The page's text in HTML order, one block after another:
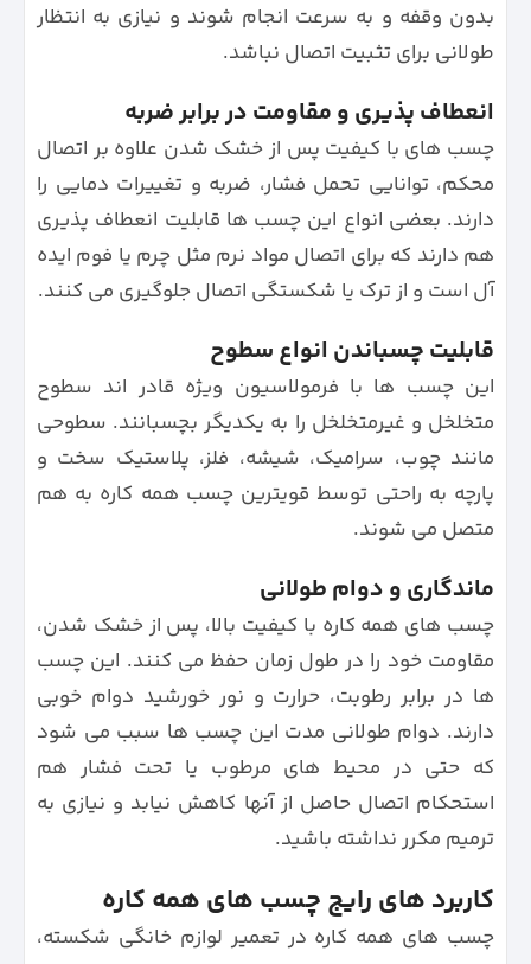
بدون وقفه و به سرعت انجام شوند و نیازی به انتظار
طولانی برای تثبیت اتصال نباشد.
انعطاف پذیری و مقاومت در برابر ضربه
چسب های با کیفیت پس از خشک شدن علاوه بر اتصال
محکم، توانایی تحمل فشار، ضربه و تغییرات دمایی را
دارند. بعضی انواع این چسب ها قابلیت انعطاف پذیری
هم دارند که برای اتصال مواد نرم مثل چرم یا فوم ایده
آل است و از ترک یا شکستگی اتصال جلوگیری می کنند.
قابلیت چسباندن انواع سطوح
این چسب ها با فرمولاسیون ویژه قادر اند سطوح
متخلخل و غیرمتخلخل را به یکدیگر بچسبانند. سطوحی
مانند چوب، سرامیک، شیشه، فلز، پلاستیک سخت و
پارچه به راحتی توسط قویترین چسب همه کاره به هم
متصل می شوند.
ماندگاری و دوام طولانی
چسب‌ های همه‌ کاره با کیفیت بالا، پس از خشک شدن،
مقاومت خود را در طول زمان حفظ می‌ کنند. این چسب‌
ها در برابر رطوبت، حرارت و نور خورشید دوام خوبی
دارند. دوام طولانی‌ مدت این چسب ها سبب می‌ شود
که حتی در محیط‌ های مرطوب یا تحت فشار هم
استحکام اتصال حاصل از آنها کاهش نیابد و نیازی به
ترمیم مکرر نداشته باشید.
کاربرد های رایج چسب‌ های همه‌ کاره
چسب‌ های همه‌ کاره در تعمیر لوازم خانگی شکسته،